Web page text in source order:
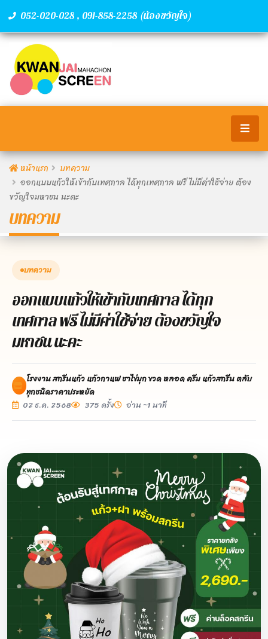
052-020-028 , 091-858-2258 (น้องขวัญใจ)
หน้าแรก
บทความ
ออกแบบแก้วให้เข้ากับเทศกาล ได้ทุกเทศกาล ฟรี ไม่มีค่าใช้จ่าย ต้อง
ขวัญใจมหาชน นะคะ
บทความ
บทความ
ออกแบบแก้วให้เข้ากับเทศกาล ได้ทุก
เทศกาล ฟรี ไม่มีค่าใช้จ่าย ต้องขวัญใจ
มหาชน นะคะ
โรงงาน สกรีนแก้ว แก้วกาแฟ ชาไข่มุก ขวด หลอด ครีม แก้วสกรีน ตลับ
ทุกชนิดราคาประหยัด
02 ธ.ค. 2568
375 ครั้ง อ่าน ~1 นาที